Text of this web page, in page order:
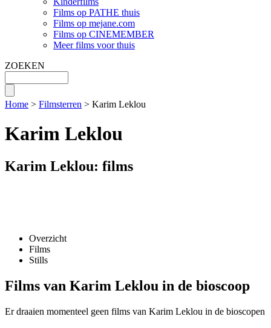
Films op PATHE thuis
Films op mejane.com
Films op CINEMEMBER
Meer films voor thuis
ZOEKEN
Home > Filmsterren > Karim Leklou
Karim Leklou
Karim Leklou: films
Overzicht
Films
Stills
Films van Karim Leklou in de bioscoop
Er draaien momenteel geen films van Karim Leklou in de bioscopen